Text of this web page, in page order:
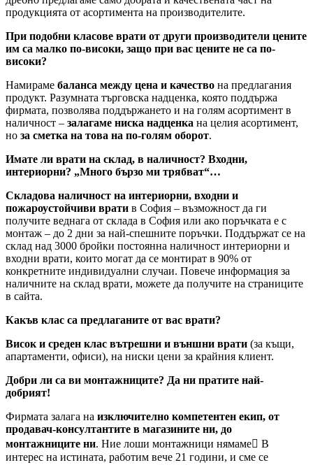
продукцията от асортимента на производителите.
При подобни класове врати от други производители цените
им са малко по-високи, защо при вас цените не са по-
високи?
Намираме баланса между цена и качество на предлагания
продукт. Разумната търговска надценка, която поддържа
фирмата, позволява поддържането и на голям асортимент в
наличност – залагаме ниска надценка на целия асортимент,
но за сметка на това на по-голям оборот.
Имате ли врати на склад, в наличност? Входни,
интериорни? „Много бързо ми трябват“…
Складова наличност на интериорни, входни и
пожароустойчиви врати в София – възможност да ги
получите веднага от склада в София или ако поръчката е с
монтаж – до 2 дни за най-спешните поръчки. Поддържат се на
склад над 3000 бройки постоянна наличност интериорни и
входни врати, които могат да се монтират в 90% от
конкретните индивидуални случаи. Повече информация за
наличните на склад врати, можете да получите на страниците
в сайта.
Какъв клас са предлаганите от вас врати?
Висок и среден клас вътрешни и външни врати (за къщи,
апартаменти, офиси), на ниски цени за крайния клиент.
Добри ли са ви монтажниците? Да ни пратите най-
добрият!
Фирмата залага на изключително компетентен екип, от
продавач-консултантите в магазините ни, до
монтажниците ни. Ние лоши монтажници нямаме В
интерес на истината, работим вече 21 години, и сме се